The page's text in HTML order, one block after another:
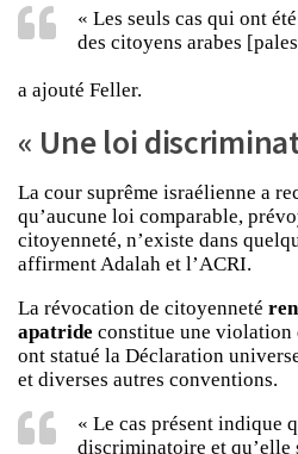
« Les seuls cas qui ont
des citoyens arabes
a ajouté Feller.
« Une loi
La cour suprême israélienne a
qu’aucune loi comparable,
citoyenneté, n’existe dans
affirment Adalah et l’ACRI.
La révocation de citoyenneté
apatride constitue une violation
ont statué la Déclaration
et diverses autres conventions.
« Le cas présent indique
discriminatoire et qu’elle